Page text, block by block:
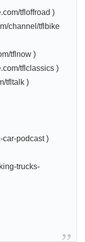
tfloffroad )
channel/tflbike
tflnow )
tflclassics )
tfltalk )
car-podcast )
trucks-